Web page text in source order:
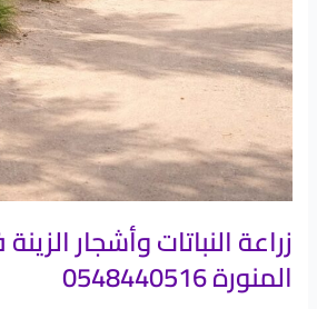
زراعة النباتات وأشجار
المنورة 0548440516